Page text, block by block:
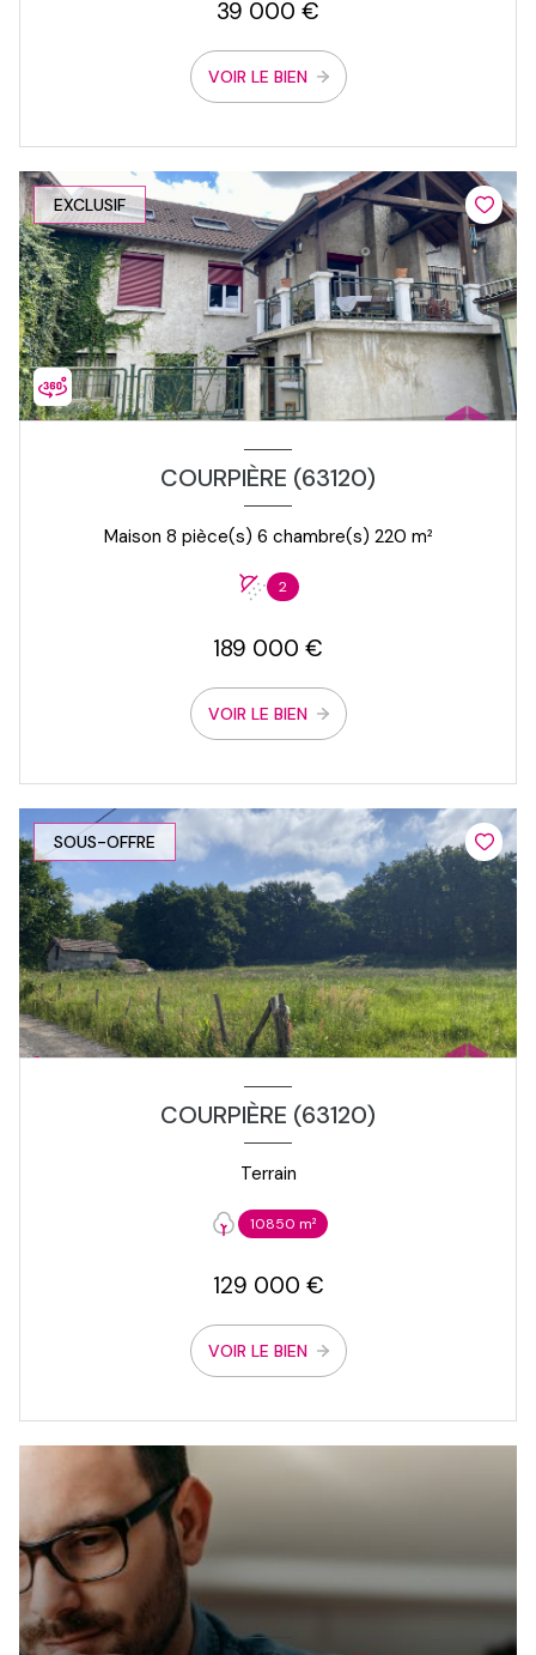
39 000 €
VOIR LE BIEN
EXCLUSIF
COURPIÈRE (63120)
Maison 8 pièce(s) 6 chambre(s) 220 m²
2
189 000 €
VOIR LE BIEN
SOUS-OFFRE
COURPIÈRE (63120)
Terrain
10850 m²
129 000 €
VOIR LE BIEN